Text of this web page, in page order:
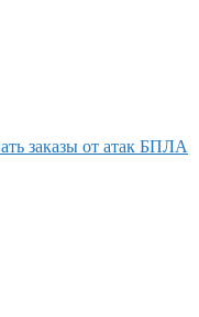
заказы от атак БПЛА